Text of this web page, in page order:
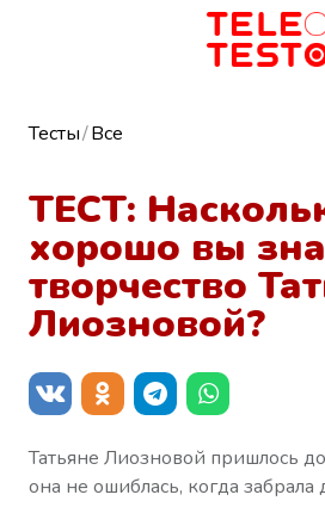
Тесты Все
ТЕСТ:
хорошо вы
творчество
Лиозновой?
Татьяне Лиозновой пришлось
она не ошиблась, когда